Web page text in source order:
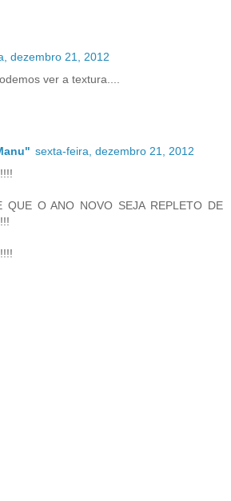
dezembro 21, 2012
ver a textura....
sexta-feira, dezembro 21, 2012
QUE O ANO NOVO SEJA REPLETO DE